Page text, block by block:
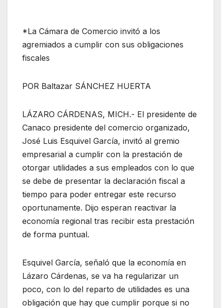
*La Cámara de Comercio invitó a los
agremiados a cumplir con sus obligaciones
fiscales
POR Baltazar SÁNCHEZ HUERTA
LÁZARO CÁRDENAS, MICH.- El presidente de
Canaco presidente del comercio organizado,
José Luis Esquivel García, invitó al gremio
empresarial a cumplir con la prestación de
otorgar utilidades a sus empleados con lo que
se debe de presentar la declaración fiscal a
tiempo para poder entregar este recurso
oportunamente. Dijo esperan reactivar la
economía regional tras recibir esta prestación
de forma puntual.
Esquivel García, señaló que la economía en
Lázaro Cárdenas, se va ha regularizar un
poco, con lo del reparto de utilidades es una
obligación que hay que cumplir porque si no